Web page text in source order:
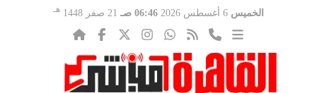
الخميس 06:46 صـ 21 صفر 1448 هـ